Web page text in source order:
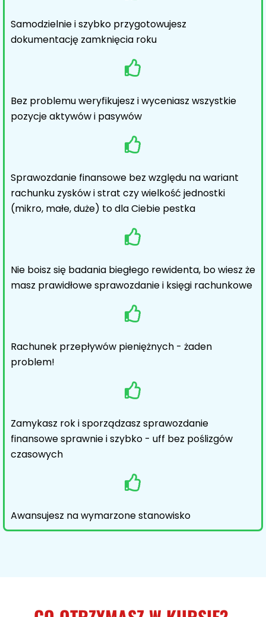
Samodzielnie i szybko przygotowujesz
dokumentację zamknięcia roku
Bez problemu weryfikujesz i wyceniasz wszystkie
pozycje aktywów i pasywów
Sprawozdanie finansowe bez względu na wariant
rachunku zysków i strat czy wielkość jednostki
(mikro, małe, duże) to dla Ciebie pestka
Nie boisz się badania biegłego rewidenta, bo wiesz że
masz prawidłowe sprawozdanie i księgi rachunkowe
Rachunek przepływów pieniężnych - żaden
problem!
Zamykasz rok i sporządzasz sprawozdanie
finansowe sprawnie i szybko - uff bez poślizgów
czasowych
Awansujesz na wymarzone stanowisko